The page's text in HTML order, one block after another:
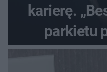
karierę.
parkietu